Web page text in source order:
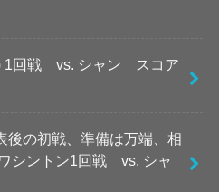
1回戦 vs. シャン スコア
後の初戦、準備は万端、相
シントン1回戦 vs. シャ